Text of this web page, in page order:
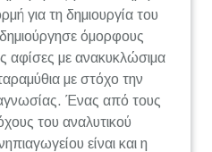
για τη δημιουργία του
όμορφους
αφίσες με ανακυκλώσιμα
με στόχο την
Ένας από τους
του αναλυτικού
είναι και η